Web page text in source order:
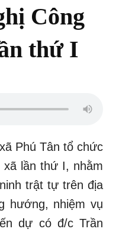
Công
thứ I
Phú Tân tổ chức
xã lần thứ I, nhằm
trật tự trên địa
hướng, nhiệm vụ
dự có đ/c Trần